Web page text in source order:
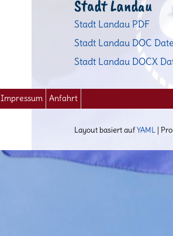
Stadt Landau
Stadt Landau PDF
Stadt Landau DOC
Stadt Landau DOCX
Impressum Anfahrt
Layout basiert aufYAML |